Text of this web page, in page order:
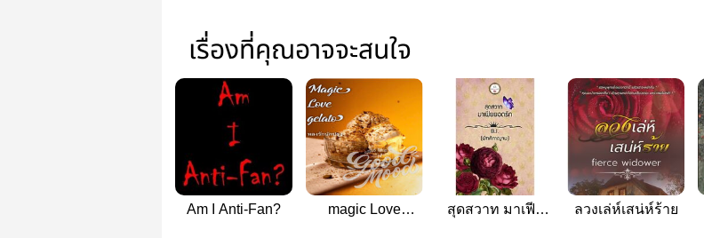
เรื่องที่คุณอาจจะสนใจ
Am I Anti-Fan?
magic Love
สุดสวาท มาเฟีย
ลวงเล่ห์เสน่ห์ร้าย